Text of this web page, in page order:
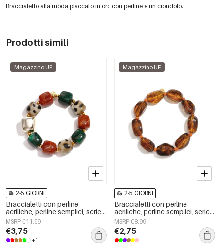
Braccialetto alla moda placcato in oro con perline e un ciondolo.
Prodotti simili
Magazzino UE
2-5 GIORNI
Braccialetti con perline
acriliche, perline semplici, serie
Simple Daily, gioielli da donna
MSRP €11,99
€3,75
+1
Magazzino UE
2-5 GIORNI
Braccialetti con perline
acriliche, perline semplici, serie
Simple Daily, gioielli da donna
MSRP €8,99
€2,75